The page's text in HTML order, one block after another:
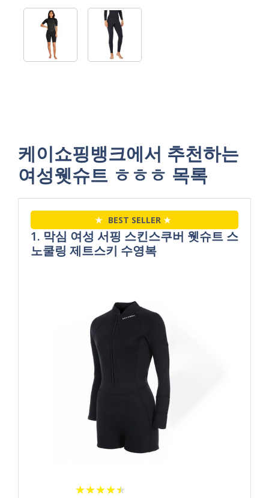
케이쇼핑뱅크에서 추천하는
여성웻슈트 ㅎㅎㅎ 목록
★ BEST SELLER ★
1. 막심 여성 서핑 스킨스쿠버 웻슈트 스
노쿨링 제트스키 수영복
★★★★★
★★★★★